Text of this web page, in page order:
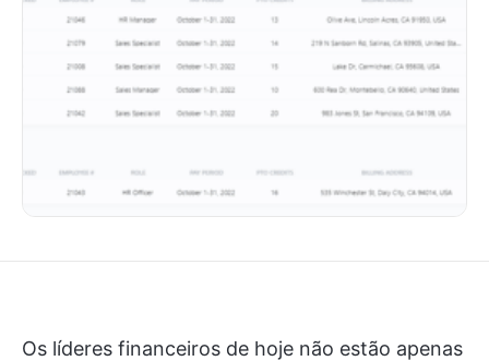
Os líderes financeiros de hoje não estão apenas